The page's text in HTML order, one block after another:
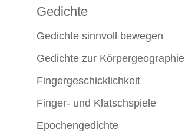
Gedichte
Gedichte sinnvoll bewegen
Gedichte zur Körpergeographie
Fingergeschicklichkeit
Finger- und Klatschspiele
Epochengedichte